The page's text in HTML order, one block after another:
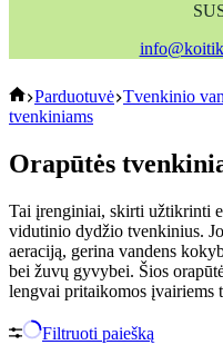
koitik
Parduotuvė Tvenkinio
tvenkiniams
Orapūtės
Tai įrenginiai, skirti užtikrinti
vidutinio dydžio tvenkinius.
aeraciją, gerina vandens
bei žuvų gyvybei. Šios
lengvai pritaikomos įvairiems
Filtruoti paiešką